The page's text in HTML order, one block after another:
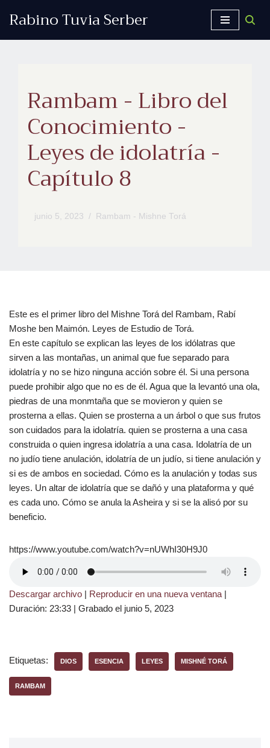
Rabino Tuvia Serber
Rambam - Libro del
Conocimiento -
Leyes de idolatría -
Capítulo 8
junio 5, 2023 Rambam - Mishne Torá
Este es el primer libro del Mishne Torá del Rambam, Rabí
Moshe ben Maimón. Leyes de Estudio de Torá.
En este capítulo se explican las leyes de los idólatras que
sirven a las montañas, un animal que fue separado para
idolatría y no se hizo ninguna acción sobre él. Si una persona
puede prohibir algo que no es de él. Agua que la levantó una ola,
piedras de una monmtaña que se movieron y quien se
prosterna a ellas. Quien se prosterna a un árbol o que sus frutos
son cuidados para la idolatría. quien se prosterna a una casa
construida o quien ingresa idolatría a una casa. Idolatría de un
no judío tiene anulación, idolatría de un judío, si tiene anulación y
si es de ambos en sociedad. Cómo es la anulación y todas sus
leyes. Un altar de idolatría que se dañó y una plataforma y qué
es cada uno. Cómo se anula la Asheira y si se la alisó por su
beneficio.
https://www.youtube.com/watch?v=nUWhI30H9J0
Descargar archivo | Reproducir en una nueva ventana |
Duración: 23:33 | Grabado el junio 5, 2023
Etiquetas: DIOS ESENCIA LEYES MISHNÉ TORÁ
RAMBAM